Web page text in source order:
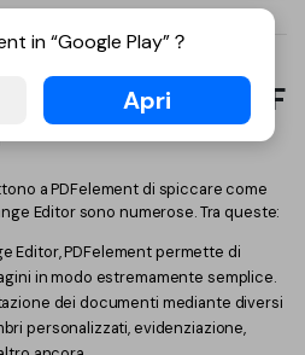
PDFelement a PDF
a PDFelement di spiccare come
Editor sono numerose. Tra queste:
Editor, PDFelement permette di
in modo estremamente semplice.
dei documenti mediante diversi
personalizzati, evidenziazione,
in “Google Play”？
Apri